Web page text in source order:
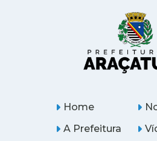
Home
A Prefeitura